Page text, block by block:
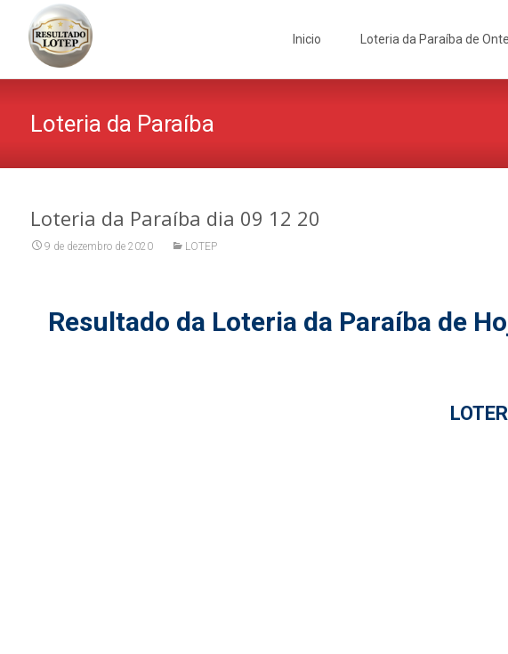
Inicio Loteria da Paraíba de
Loteria da Paraíba
Loteria da Paraíba dia 09 12 20
9 de dezembro de 2020 LOTEP
Resultado da Loteria da Paraíba de